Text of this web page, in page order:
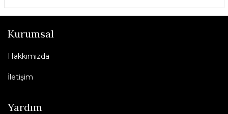
Kurumsal
Hakkımızda
İletişim
Yardım